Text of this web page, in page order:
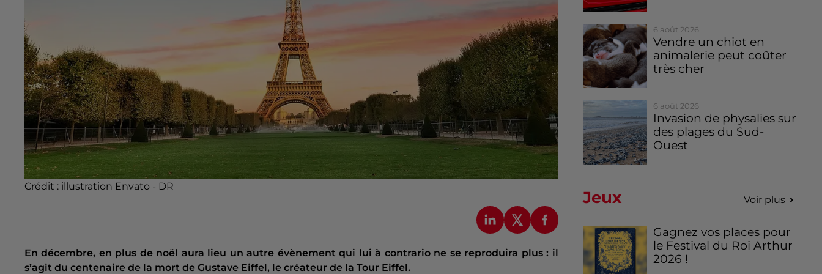
Crédit : illustration Envato - DR
En décembre, en plus de noël aura lieu un autre évènement qui lui à contrario ne se reproduira plus : il
s’agit du centenaire de la mort de Gustave Eiffel, le créateur de la Tour Eiffel.
6 août 2026
Vendre un chiot en
animalerie peut coûter
très cher
6 août 2026
Invasion de physalies sur
des plages du Sud-
Ouest
Jeux Voir plus
Gagnez vos places pour
le Festival du Roi Arthur
2026 !